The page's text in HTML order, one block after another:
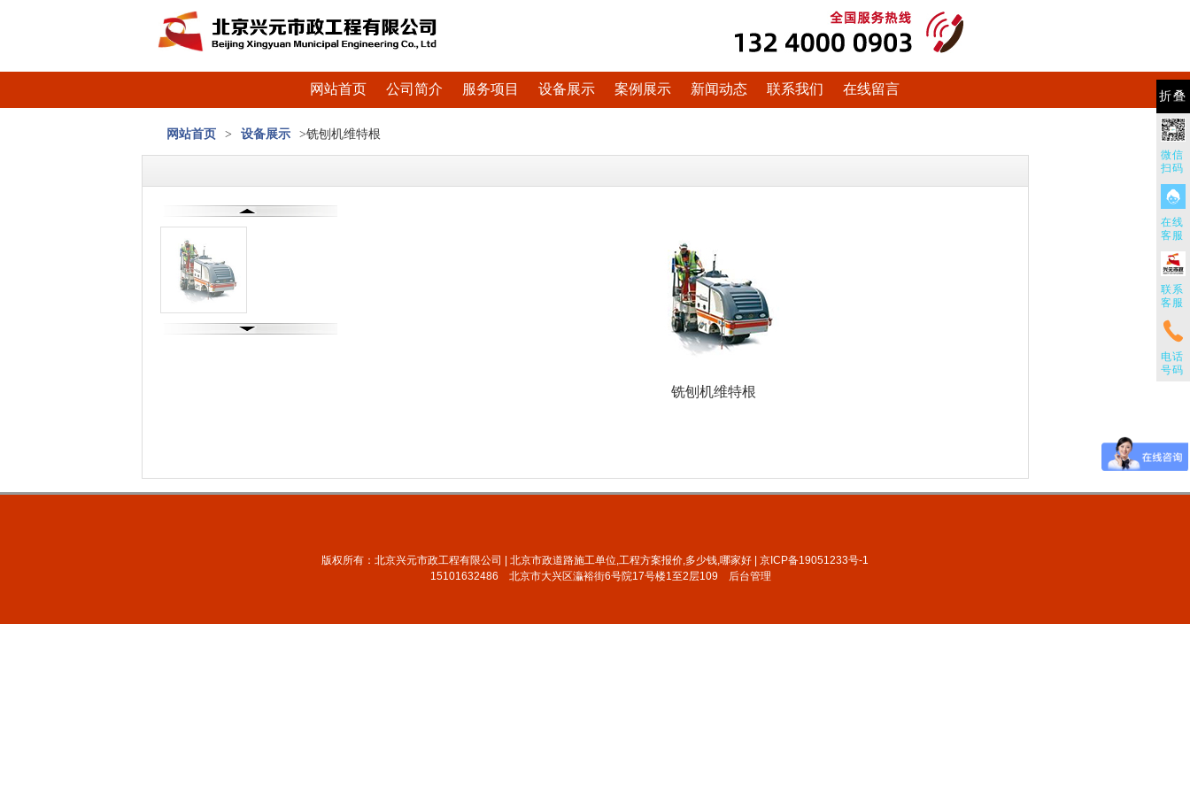
折叠
微信
扫码
在线
客服
联系
客服
电话
号码
网站首页 公司简介 服务项目 设备展示 案例展示 新闻动态 联系我们 在线留言
网站首页 > 设备展示 >铣刨机维特根
铣刨机维特根
版权所有：北京兴元市政工程有限公司 | 北京市政道路施工单位,工程方案报价,多少钱,哪家好 | 京ICP备19051233号-1
15101632486
北京市大兴区灜裕街6号院17号楼1至2层109 后台管理